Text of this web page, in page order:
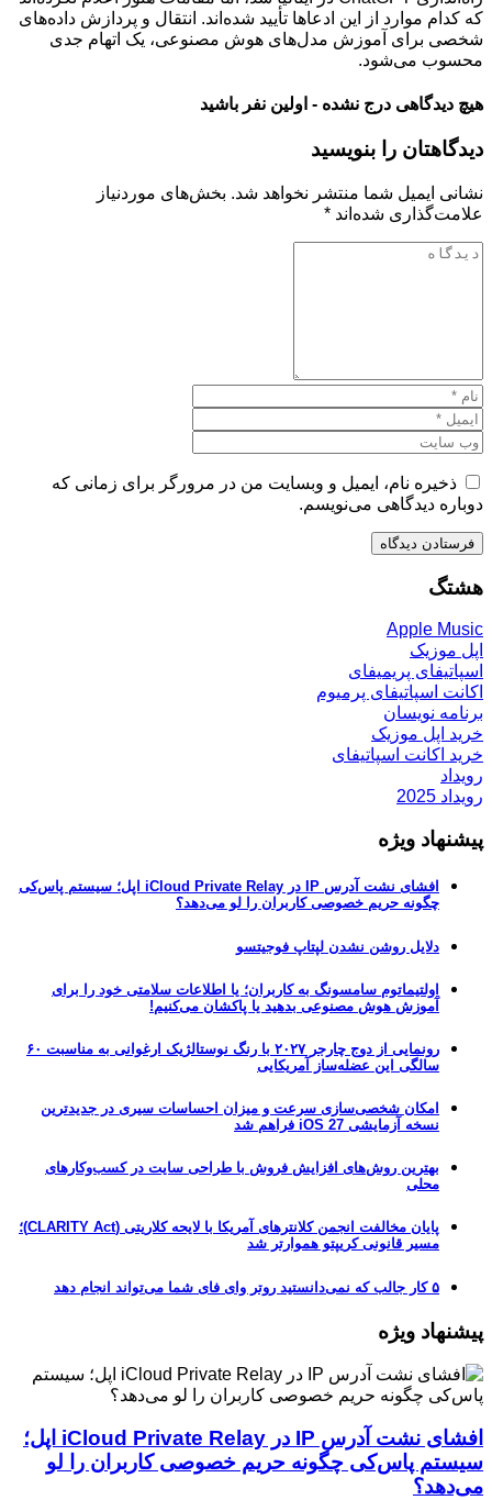
که کدام موارد از این ادعاها تأیید شده‌اند. انتقال و پردازش داده‌های
شخصی برای آموزش مدل‌های هوش مصنوعی، یک اتهام جدی
محسوب می‌شود.
هیچ دیدگاهی درج نشده - اولین نفر باشید
دیدگاهتان را بنویسید
نشانی ایمیل شما منتشر نخواهد شد. بخش‌های موردنیاز
علامت‌گذاری شده‌اند *
ذخیره نام، ایمیل و وبسایت من در مرورگر برای زمانی که
دوباره دیدگاهی می‌نویسم.
هشتگ
Apple Music
اپل موزیک
اسپاتیفای پریمیفای
اکانت اسپاتیفای پرمیوم
برنامه نویسان
خرید اپل موزیک
خرید اکانت اسپاتیفای
رویداد
رویداد 2025
پیشنهاد ویژه
افشای نشت آدرس IP در iCloud Private Relay اپل؛ سیستم پاس‌کی
چگونه حریم خصوصی کاربران را لو می‌دهد؟
دلایل روشن نشدن لپتاپ فوجیتسو
اولتیماتوم سامسونگ به کاربران؛ یا اطلاعات سلامتی خود را برای
آموزش هوش مصنوعی بدهید یا پاکشان می‌کنیم!
رونمایی از دوج چارجر ۲۰۲۷ با رنگ نوستالژیک ارغوانی به مناسبت ۶۰
سالگی این عضله‌ساز آمریکایی
امکان شخصی‌سازی سرعت و میزان احساسات سیری در جدیدترین
نسخه آزمایشی iOS 27 فراهم شد
بهترین روش‌های افزایش فروش با طراحی سایت در کسب‌وکارهای
محلی
پایان مخالفت انجمن کلانترهای آمریکا با لایحه کلاریتی (CLARITY Act)؛
مسیر قانونی کریپتو هموارتر شد
۵ کار جالب که نمی‌دانستید روتر وای فای شما می‌تواند انجام دهد
پیشنهاد ویژه
افشای نشت آدرس IP در iCloud Private Relay اپل؛
سیستم پاس‌کی چگونه حریم خصوصی کاربران را لو
می‌دهد؟